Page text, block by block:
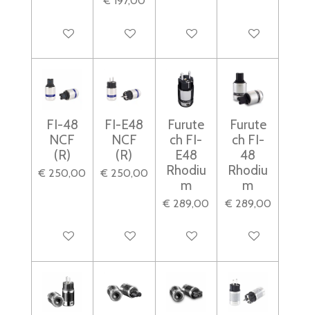
In winkelwagenIn winkelwagenIn winkelwagenIn winkelwagen
FI-48
NCF
(R)
€ 250,00
In winkelwagen
FI-E48
NCF
(R)
€ 250,00
In winkelwagen
Furute
ch FI-
E48
Rhodiu
m
€ 289,00
In winkelwagen
Furute
ch FI-
48
Rhodiu
m
€ 289,00
In winkelwagen